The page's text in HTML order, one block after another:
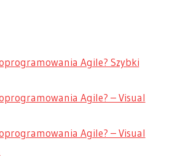
Agile? Szybki
Agile? – Visual
Agile? – Visual